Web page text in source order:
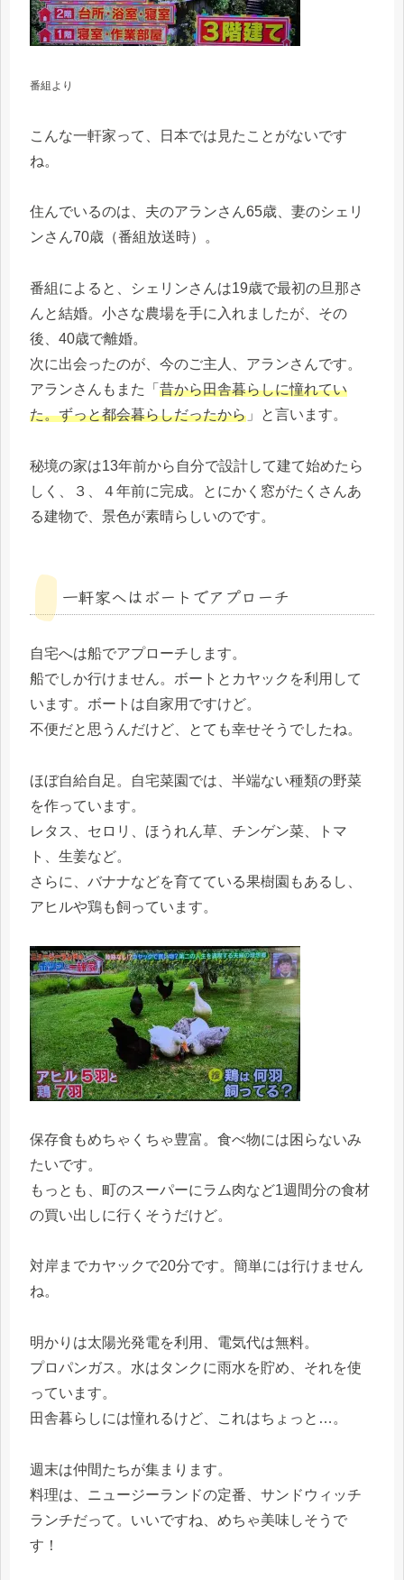
番組より
こんな一軒家って、日本では見たことがないです
ね。
住んでいるのは、夫のアランさん65歳、妻のシェリ
ンさん70歳（番組放送時）。
番組によると、シェリンさんは19歳で最初の旦那さ
んと結婚。小さな農場を手に入れましたが、その
後、40歳で離婚。
次に出会ったのが、今のご主人、アランさんです。
アランさんもまた「 昔から田舎暮らしに憧れてい
た。ずっと都会暮らしだったから 」と言います。
秘境の家は13年前から自分で設計して建て始めたら
しく、３、４年前に完成。とにかく窓がたくさんあ
る建物で、景色が素晴らしいのです。
一軒家へはボートでアプローチ
自宅へは船でアプローチします。
船でしか行けません。ボートとカヤックを利用して
います。ボートは自家用ですけど。
不便だと思うんだけど、とても幸せそうでしたね。
ほぼ自給自足。自宅菜園では、半端ない種類の野菜
を作っています。
レタス、セロリ、ほうれん草、チンゲン菜、トマ
ト、生姜など。
さらに、バナナなどを育てている果樹園もあるし、
アヒルや鶏も飼っています。
保存食もめちゃくちゃ豊富。食べ物には困らないみ
たいです。
もっとも、町のスーパーにラム肉など1週間分の食材
の買い出しに行くそうだけど。
対岸までカヤックで20分です。簡単には行けません
ね。
明かりは太陽光発電を利用、電気代は無料。
プロパンガス。水はタンクに雨水を貯め、それを使
っています。
田舎暮らしには憧れるけど、これはちょっと…。
週末は仲間たちが集まります。
料理は、ニュージーランドの定番、サンドウィッチ
ランチだって。いいですね、めちゃ美味しそうで
す！